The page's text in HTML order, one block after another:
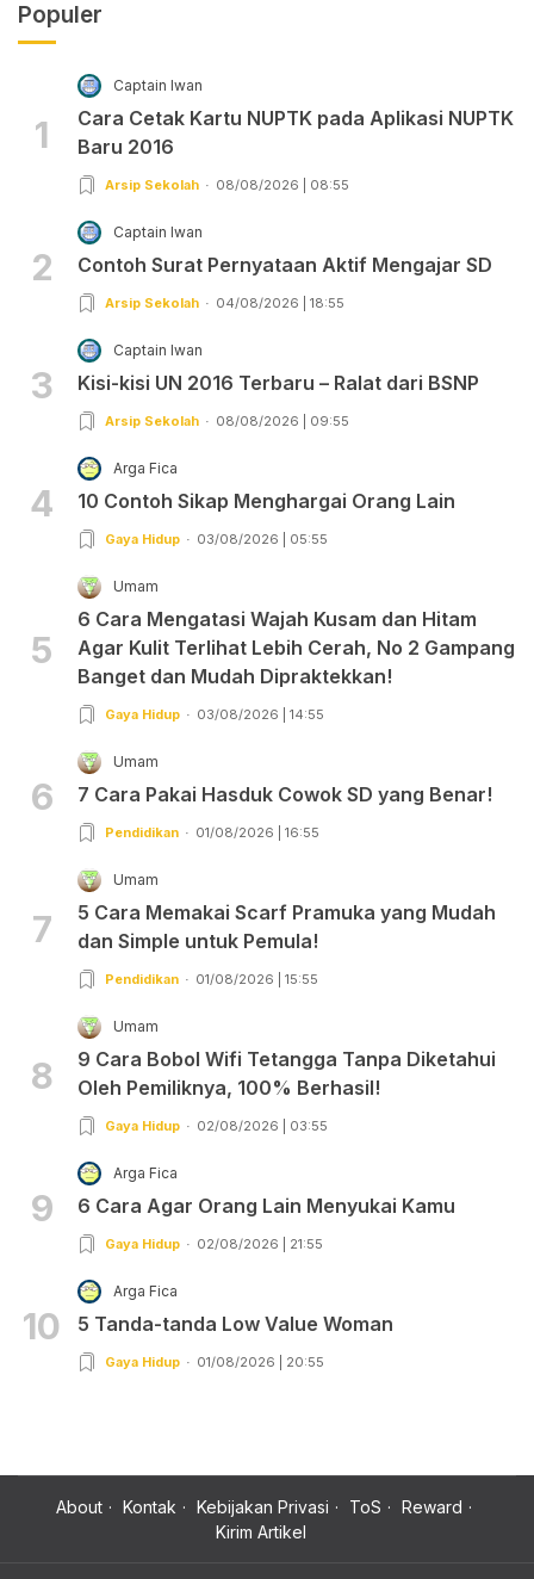
Populer
1
Captain Iwan
Cara Cetak Kartu NUPTK pada Aplikasi NUPTK
Baru 2016
Arsip Sekolah 08/08/2026 | 08:55
2
Captain Iwan
Contoh Surat Pernyataan Aktif Mengajar SD
Arsip Sekolah 04/08/2026 | 18:55
3
Captain Iwan
Kisi-kisi UN 2016 Terbaru – Ralat dari BSNP
Arsip Sekolah 08/08/2026 | 09:55
4
Arga Fica
10 Contoh Sikap Menghargai Orang Lain
Gaya Hidup 03/08/2026 | 05:55
5
Umam
6 Cara Mengatasi Wajah Kusam dan Hitam
Agar Kulit Terlihat Lebih Cerah, No 2 Gampang
Banget dan Mudah Dipraktekkan!
Gaya Hidup 03/08/2026 | 14:55
6
Umam
7 Cara Pakai Hasduk Cowok SD yang Benar!
Pendidikan 01/08/2026 | 16:55
7
Umam
5 Cara Memakai Scarf Pramuka yang Mudah
dan Simple untuk Pemula!
Pendidikan 01/08/2026 | 15:55
8
Umam
9 Cara Bobol Wifi Tetangga Tanpa Diketahui
Oleh Pemiliknya, 100% Berhasil!
Gaya Hidup 02/08/2026 | 03:55
9
Arga Fica
6 Cara Agar Orang Lain Menyukai Kamu
Gaya Hidup 02/08/2026 | 21:55
10
Arga Fica
5 Tanda-tanda Low Value Woman
Gaya Hidup 01/08/2026 | 20:55
About Kontak Kebijakan Privasi ToS
Reward
Kirim Artikel